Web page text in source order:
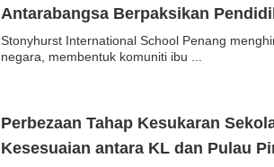
Antarabangsa Berpaksikan
Stonyhurst International School Penang
negara, membentuk komuniti ibu ...
Perbezaan Tahap Kesukaran
Kesesuaian antara KL dan Pulau